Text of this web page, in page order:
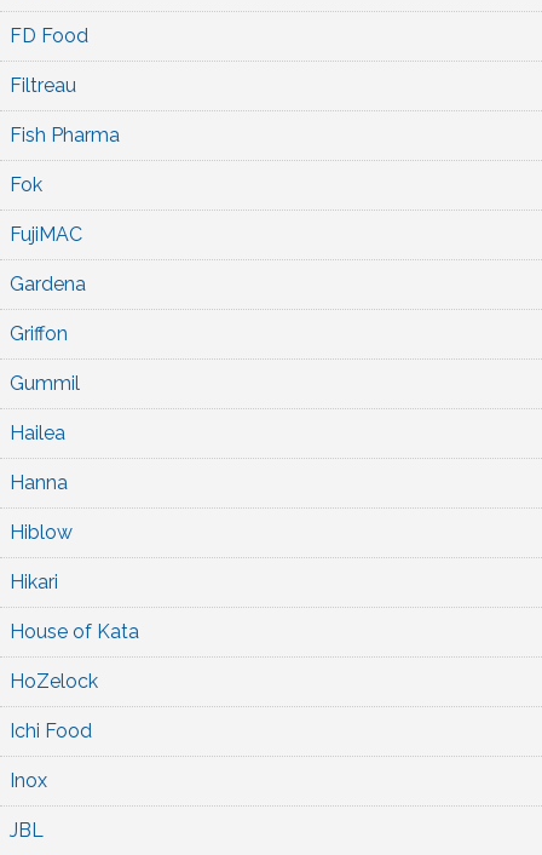
FD Food
Filtreau
Fish Pharma
Fok
FujiMAC
Gardena
Griffon
Gummil
Hailea
Hanna
Hiblow
Hikari
House of Kata
HoZelock
Ichi Food
Inox
JBL